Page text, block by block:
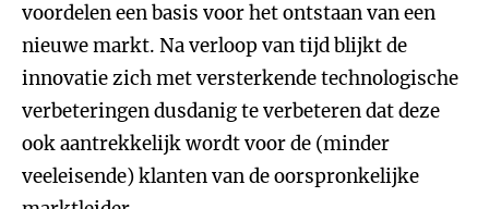
voordelen een basis voor het ontstaan van een
nieuwe markt. Na verloop van tijd blijkt de
innovatie zich met versterkende technologische
verbeteringen dusdanig te verbeteren dat deze
ook aantrekkelijk wordt voor de (minder
veeleisende) klanten van de oorspronkelijke